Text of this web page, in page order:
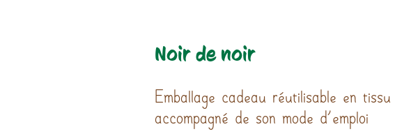
Noir de noir
Emballage cadeau réutilisable en tissu
accompagné de son mode d’emploi